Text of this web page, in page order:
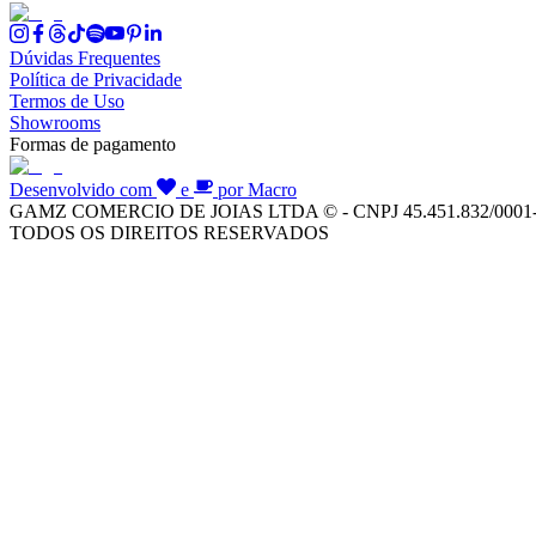
Dúvidas Frequentes
Política de Privacidade
Termos de Uso
Showrooms
Formas de pagamento
Desenvolvido com e
por Macro
GAMZ COMERCIO DE JOIAS LTDA © - CNPJ 45.451.832/
TODOS OS DIREITOS RESERVADOS